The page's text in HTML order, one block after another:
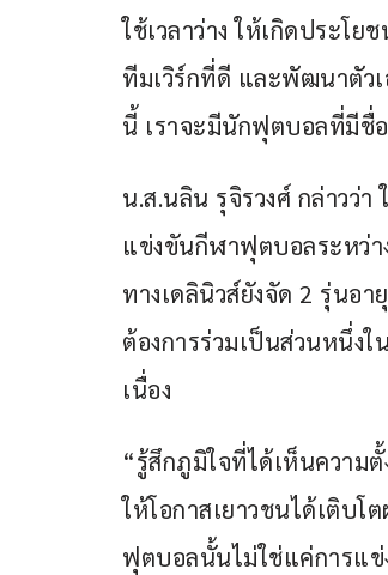
ใช้เวลาว่าง ให้เกิดประโย
ทีมเวิร์กที่ดี และพัฒนาตัว
นี้ เราจะมีนักฟุตบอลที่มีชื่
น.ส.นลิน รุจิรวงศ์ กล่าวว่
แข่งขันกีฬาฟุตบอลระหว่า
ทางเดลินิวส์ยังจัด 2 รุ่นอ
ต้องการร่วมเป็นส่วนหนึ่ง
เนื่อง
“รู้สึกภูมิใจที่ได้เห็นความ
ให้โอกาสเยาวชนได้เติบ
ฟุตบอลนั้นไม่ใช่แค่การแข่